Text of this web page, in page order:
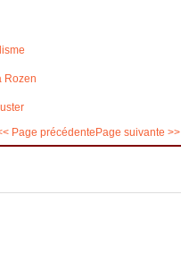
Rozen
Page précédente Page suivante >>